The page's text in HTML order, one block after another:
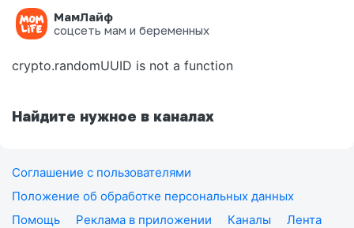
МамЛайф
соцсеть мам и беременных
Ошибка на странице
crypto.randomUUID is not a function
Найдите нужное в каналах
Соглашение с пользователями
Положение об обработке персональных данных
Помощь
Реклама в приложении Каналы
Лента